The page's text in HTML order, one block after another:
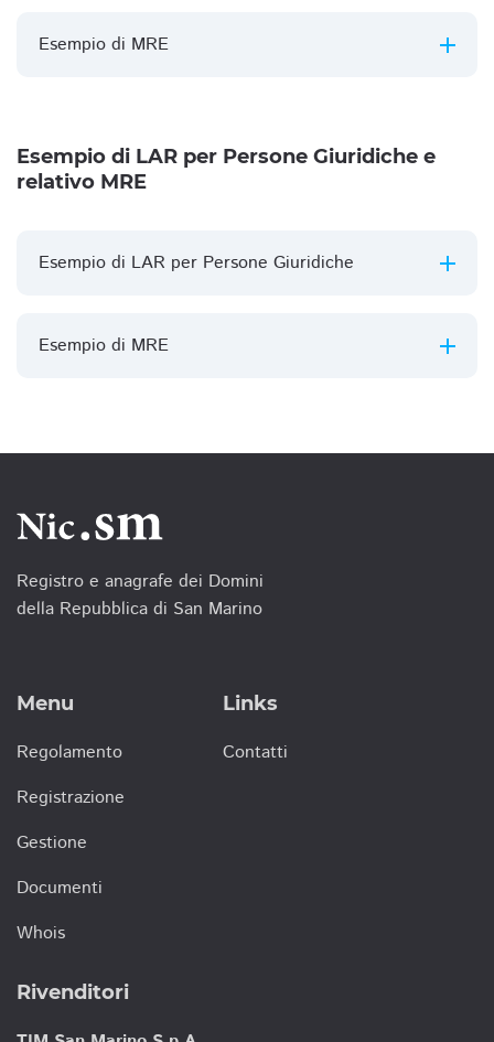
Esempio di MRE
Esempio di LAR per Persone Giuridiche e
relativo MRE
Esempio di LAR per Persone Giuridiche
Esempio di MRE
Registro e anagrafe dei Domini
della Repubblica di San Marino
Menu
Regolamento
Registrazione
Gestione
Documenti
Whois
Links
Contatti
Rivenditori